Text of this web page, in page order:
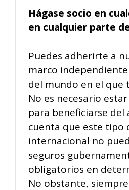
Hágase socio en
en cualquier parte
Puedes adherirte a
marco
del mundo en el que
No es necesario
para beneficiarse del
cuenta que este tipo
internacional no
seguros
obligatorios en
No obstante,